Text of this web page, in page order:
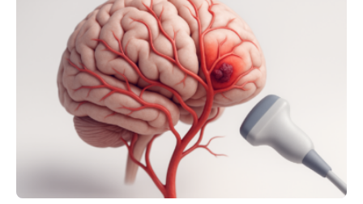
anderem zur Unterstützung der
Industrieforschungsprogramme Industrielle
Gemeinschaftsforschung (IGF), Zentrales
Innovationsprogramm Mittelstand (ZIM) und
Innovationskompetenz INNO-KOM. Auf dem
Innovationstag Mittelstand 2025 am 5. Juni 2025 in
Berlin überbrachte das Bundesministerium für
Wirtschaft und Energie eine gute Nachricht:
Überplanmäßige Verpflichtungsermächtigungen in